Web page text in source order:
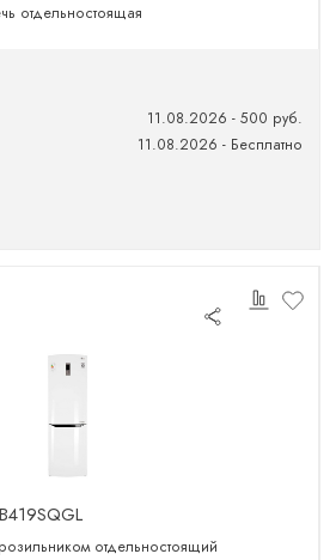
отдельностоящая
11.08.2026 - 500 руб.
11.08.2026 - Бесплатно
отдельностоящий